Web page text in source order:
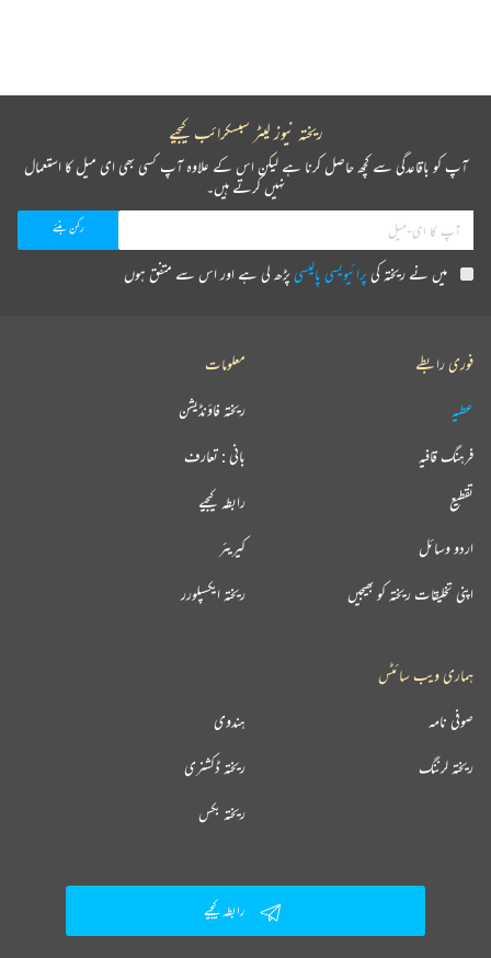
ریختہ نیوز لیٹر سبسکرائب کیجیے
آپ کو باقاعدگی سے کچھ حاصل کرنا ہے لیکن اس کے علاوہ آپ کسی بھی ای میل کا استعمال
نہیں کرتے ہیں۔
میں نے ریختہ کیپرائیویسی پالیسیپڑھ لی ہے اور اس سے متفق ہوں
فوری رابطے
عطیہ
فرہنگ قافیہ
تقطیع
اردو وسائل
اپنی تخلیقات ریختہ کو بھیجیں
معلومات
ریختہ فاؤنڈیشن
بانی : تعارف
رابطہ کیجیے
کیریئر
ریختہ ایکسپلورر
ہماری ویب سائٹس
ہندوی صوفی نامہ
ریختہ ڈکشنری ریختہ لرننگ
ریختہ بکس
رابطہ کیجیے